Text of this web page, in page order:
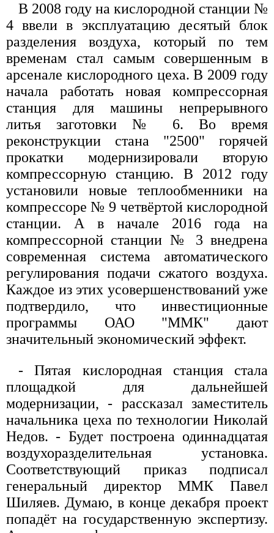
В 2008 году на кислородной станции №
4 ввели в эксплуатацию десятый блок
разделения воздуха, который по тем
временам стал самым совершенным в
арсенале кислородного цеха. В 2009 году
начала работать новая компрессорная
станция для машины непрерывного
литья заготовки № 6. Во время
реконструкции стана "2500" горячей
прокатки модернизировали вторую
компрессорную станцию. В 2012 году
установили новые теплообменники на
компрессоре № 9 четвёртой кислородной
станции. А в начале 2016 года на
компрессорной станции № 3 внедрена
современная система автоматического
регулирования подачи сжатого воздуха.
Каждое из этих усовершенствований уже
подтвердило, что инвестиционные
программы ОАО "ММК" дают
значительный экономический эффект.
- Пятая кислородная станция стала
площадкой для дальнейшей
модернизации, - рассказал заместитель
начальника цеха по технологии Николай
Недов. - Будет построена одиннадцатая
воздухоразделительная установка.
Соответствующий приказ подписал
генеральный директор ММК Павел
Шиляев. Думаю, в конце декабря проект
попадёт на государственную экспертизу.